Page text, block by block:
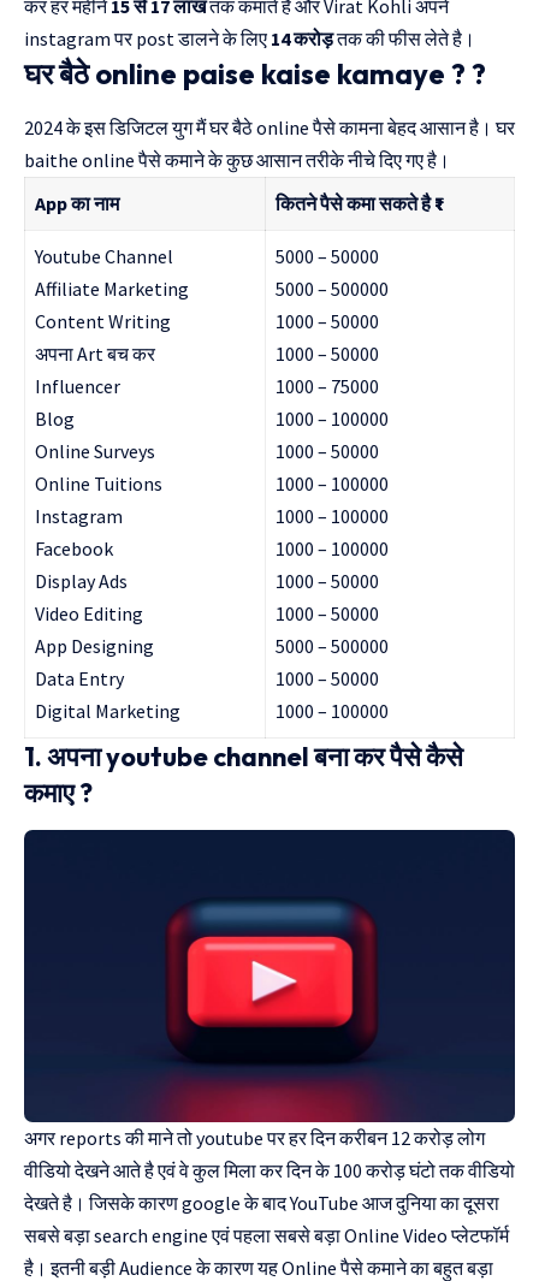
कर हर महीने15 से 17 लाखतक कमाते है औरVirat Kohliअपने
instagram पर post डालने के लिए 14 करोड़तक की फीस लेते है।
घर बैठे online paise kaise kamaye ? ?
2024 के इस डिजिटल युग मैं घर बैठे online पैसे कामना बेहद आसान है। घर
baithe online पैसे कमाने के कुछ आसान तरीके नीचे दिए गए है।
App का नाम
कितने पैसे कमा सकते है ₹₹₹
Youtube Channel
Affiliate Marketing
Content Writing
अपना Art बच कर
Influencer
Blog
Online Surveys
Online Tuitions
Instagram
Facebook
Display Ads
Video Editing
App Designing
Data Entry
Digital Marketing
5000 – 50000
5000 – 500000
1000 – 50000
1000 – 50000
1000 – 75000
1000 – 100000
1000 – 50000
1000 – 100000
1000 – 100000
1000 – 100000
1000 – 50000
1000 – 50000
5000 – 500000
1000 – 50000
1000 – 100000
1. अपना youtube channel बना कर पैसे कैसे
कमाए ?
अगर reports की माने तो youtube पर हर दिन करीबन 12 करोड़ लोग
वीडियो देखने आते है एवं वे कुल मिला कर दिन के 100 करोड़ घंटो तक वीडियो
देखते है। जिसके कारण google के बाद YouTube आज दुनिया का दूसरा
सबसे बड़ा search engine एवं पहला सबसे बड़ा Online Video प्लेटफॉर्म
है। इतनी बड़ी Audience के कारण यह Online पैसे कमाने का बहुत बड़ा